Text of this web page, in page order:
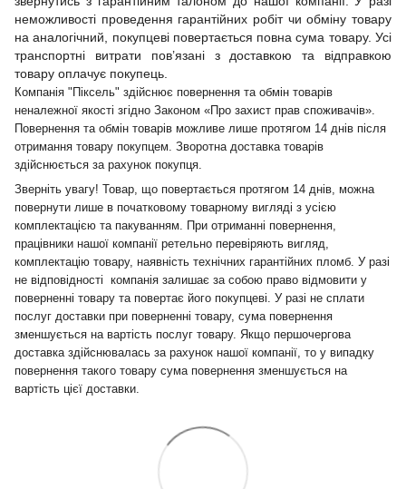
неможливості проведення гарантійних робіт чи обміну товару
на аналогічний, покупцеві повертається повна сума товару. Усі
транспортні витрати пов’язані з доставкою та відправкою
товару оплачує покупець.
Компанія "Піксель" здійснює повернення та обмін товарів
неналежної якості згідно Законом «Про захист прав споживачів».
Повернення та обмін товарів можливе лише протягом 14 днів після
отримання товару покупцем. Зворотна доставка товарів
здійснюється за рахунок покупця.
Зверніть увагу! Товар, що повертається протягом 14 днів, можна
повернути лише в початковому товарному вигляді з усією
комплектацією та пакуванням. При отриманні повернення,
працівники нашої компанії ретельно перевіряють вигляд,
комплектацію товару, наявність технічних гарантійних пломб. У разі
не відповідності компанія залишає за собою право відмовити у
поверненні товару та повертає його покупцеві. У разі не сплати
послуг доставки при поверненні товару, сума повернення
зменшується на вартість послуг товару. Якщо першочергова
доставка здійснювалась за рахунок нашої компанії, то у випадку
повернення такого товару сума повернення зменшується на
вартість цієї доставки.